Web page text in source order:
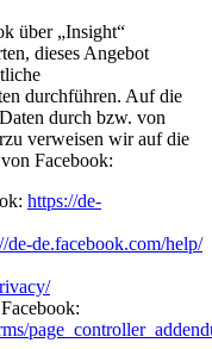
über „Insight“
dieses Angebot
durchführen. Auf die
durch bzw. von
verweisen wir auf die
Facebook:
https://de-
de-de.facebook.com/help/